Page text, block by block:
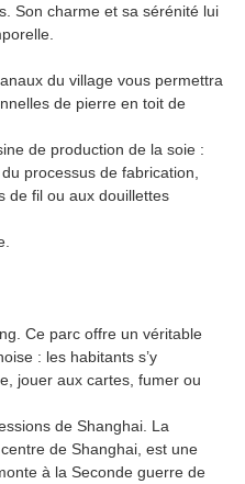
Son charme et sa sérénité lui
du village vous permettra
de pierre en toit de
de production de la soie :
processus de fabrication,
de fil ou aux douillettes
Ce parc offre un véritable
: les habitants s’y
jouer aux cartes, fumer ou
de Shanghai. La
de Shanghai, est une
à la Seconde guerre de